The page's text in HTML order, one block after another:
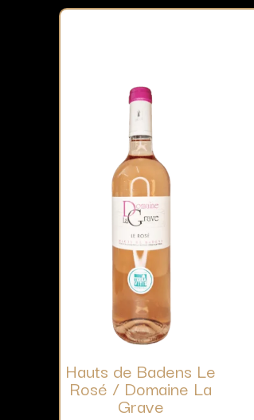
Hauts de Badens Le
Rosé / Domaine La
Grave